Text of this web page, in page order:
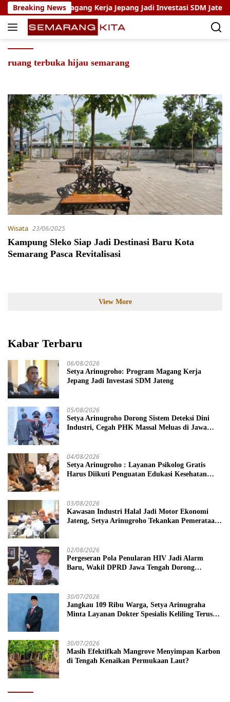
Skip
to
content
Breaking News
Program Magang Kerja Jepang Jadi Investasi SDM Jateng
ruang terbuka hijau semarang
Wisata 23/06/2025
Kampung Sleko Siap Jadi Destinasi Baru Kota
Semarang Pasca Revitalisasi
View More
Kabar Terbaru
06/08/2026
Setya Arinugroho: Program Magang Kerja
Jepang Jadi Investasi SDM Jateng
05/08/2026
Setya Arinugroho Dorong Sistem Deteksi Dini
Industri, Cegah PHK Massal Meluas di Jawa
04/08/2026
Setya Arinugroho : Layanan Psikolog Gratis
Harus Diikuti Penguatan Edukasi Kesehatan
03/08/2026
Kawasan Industri Halal Jadi Motor Ekonomi
Jateng, Setya Arinugroho Tekankan Pemerataan
02/08/2026
Pergeseran Pola Penularan HIV Jadi Alarm
Baru, Wakil DPRD Jawa Tengah Dorong
30/07/2026
Jangkau 109 Ribu Warga, Setya Arinugraha
Minta Layanan Dokter Spesialis Keliling Terus
30/07/2026
Masih Efektifkah Mangrove Menyimpan Karbon
di Tengah Kenaikan Permukaan Laut?